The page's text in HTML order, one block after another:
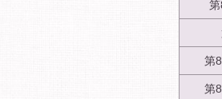
第
第